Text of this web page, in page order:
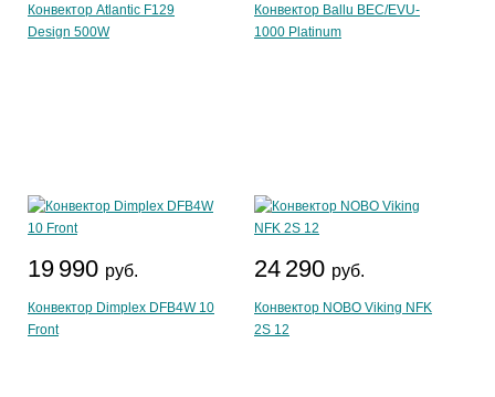
Конвектор Atlantic F129
Design 500W
Конвектор Ballu BEC/EVU-
1000 Platinum
19 990 руб.
Конвектор Dimplex DFB4W 10
Front
24 290 руб.
Конвектор NOBO Viking NFK
2S 12